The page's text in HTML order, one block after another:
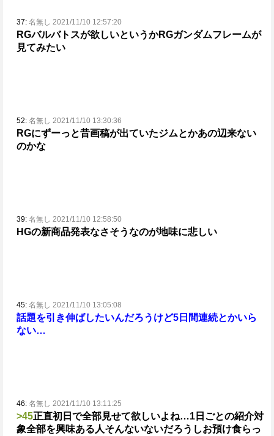
37: 名無し 2021/11/10 12:57:20
RGバルバトスが欲しいというかRGガンダムフレームが
見てみたい
52: 名無し 2021/11/10 13:30:36
RGにずーっと昔画稿が出ていたジムとかあの辺来ない
のかな
39: 名無し 2021/11/10 12:58:50
HGの新商品発表なさそうなのが地味に悲しい
45: 名無し 2021/11/10 13:05:08
話題を引き伸ばしたいんだろうけど5日間連続とかいら
ない…
46: 名無し 2021/11/10 13:11:25
>45正直初日で全部見せて欲しいよね…1日ごとの紹介対
象全部を興味ある人そんないないだろうしお預け食らっ